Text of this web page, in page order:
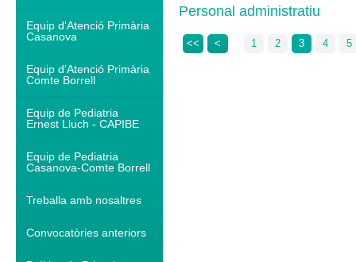
Equip d'Atenció Primària
Casanova
Equip d'Atenció Primària
Comte Borrell
Equip de Pediatria
Ernest Lluch - CAPIBE
Equip de Pediatria
Casanova-Comte Borrell
Treballa amb nosaltres
Convocatòries anteriors
Personal administratiu
<< < 1 2 3 4 5